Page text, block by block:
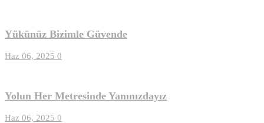
Yükünüz Bizimle Güvende
Haz 06, 2025 0
Yolun Her Metresinde Yanınızdayız
Haz 06, 2025 0